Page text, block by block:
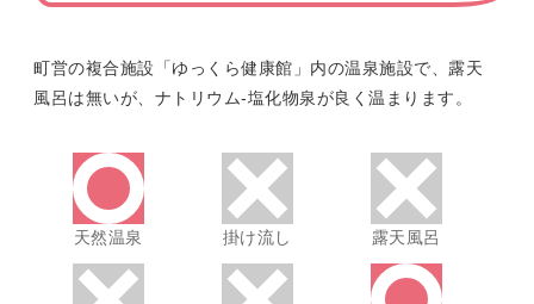
町営の複合施設「ゆっくら健康館」内の温泉施設で、露天
風呂は無いが、ナトリウム-塩化物泉が良く温まります。
天然温泉 掛け流し 露天風呂